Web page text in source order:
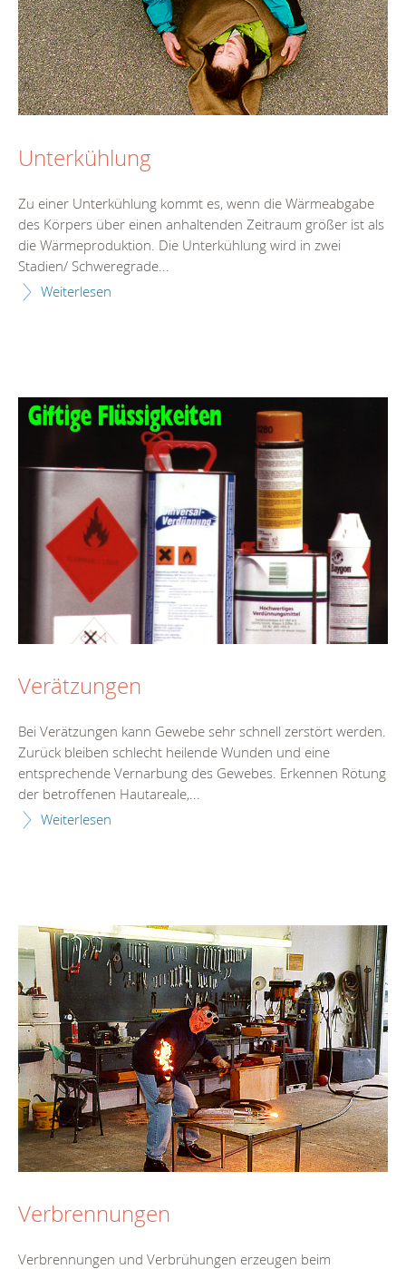
Unterkühlung
Zu einer Unterkühlung kommt es, wenn die Wärmeabgabe
des Körpers über einen anhaltenden Zeitraum größer ist als
die Wärmeproduktion. Die Unterkühlung wird in zwei
Stadien/ Schweregrade...
Weiterlesen
Verätzungen
Bei Verätzungen kann Gewebe sehr schnell zerstört werden.
Zurück bleiben schlecht heilende Wunden und eine
entsprechende Vernarbung des Gewebes. Erkennen Rötung
der betroffenen Hautareale,...
Weiterlesen
Verbrennungen
Verbrennungen und Verbrühungen erzeugen beim